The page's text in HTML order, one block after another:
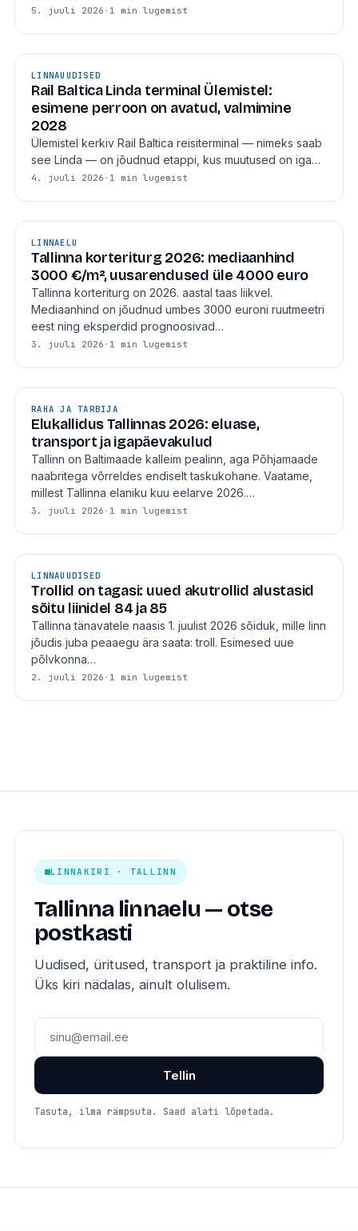
5. juuli 2026 · 1 min lugemist
LINNAUUDISED
Rail Baltica Linda terminal Ülemistel:
esimene perroon on avatud, valmimine
2028
Ülemistel kerkiv Rail Baltica reisiterminal — nimeks saab
see Linda — on jõudnud etappi, kus muutused on iga…
4. juuli 2026 · 1 min lugemist
LINNAELU
Tallinna korteriturg 2026: mediaanhind
3000 €/m², uusarendused üle 4000 euro
Tallinna korteriturg on 2026. aastal taas liikvel.
Mediaanhind on jõudnud umbes 3000 euroni ruutmeetri
eest ning eksperdid prognoosivad…
3. juuli 2026 · 1 min lugemist
RAHA JA TARBIJA
Elukallidus Tallinnas 2026: eluase,
transport ja igapäevakulud
Tallinn on Baltimaade kalleim pealinn, aga Põhjamaade
naabritega võrreldes endiselt taskukohane. Vaatame,
millest Tallinna elaniku kuu eelarve 2026.…
3. juuli 2026 · 1 min lugemist
LINNAUUDISED
Trollid on tagasi: uued akutrollid alustasid
sõitu liinidel 84 ja 85
Tallinna tänavatele naasis 1. juulist 2026 sõiduk, mille linn
jõudis juba peaaegu ära saata: troll. Esimesed uue
põlvkonna…
2. juuli 2026 · 1 min lugemist
LINNAKIRI · TALLINN
Tallinna linnaelu — otse
postkasti
Uudised, üritused, transport ja praktiline info.
Üks kiri nädalas, ainult olulisem.
Tellin
Tasuta, ilma rämpsuta. Saad alati lõpetada.